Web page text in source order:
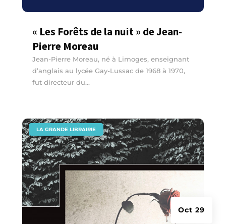
« Les Forêts de la nuit » de Jean-
Pierre Moreau
Jean-Pierre Moreau, né à Limoges, enseignant
d’anglais au lycée Gay-Lussac de 1968 à 1970,
fut directeur du...
Oct 29
LA GRANDE LIBRAIRIE